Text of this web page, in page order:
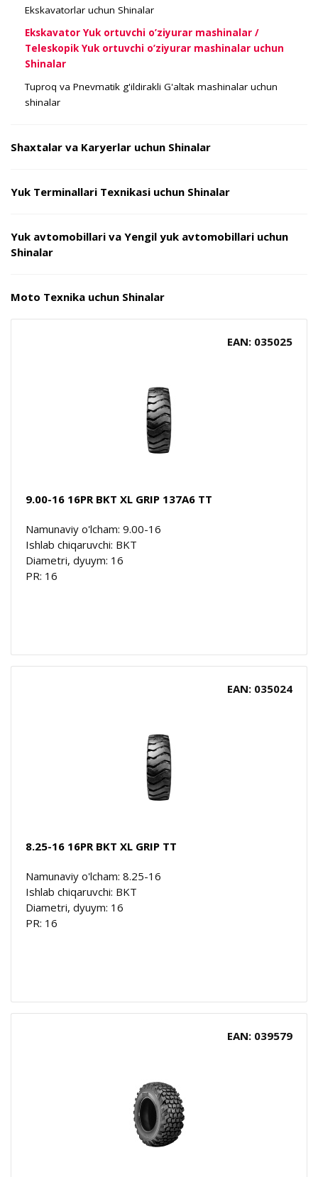
Ekskavatorlar uchun Shinalar
Ekskavator Yuk ortuvchi o’ziyurar mashinalar /
Teleskopik Yuk ortuvchi o’ziyurar mashinalar uchun
Shinalar
Tuproq va Pnevmatik g'ildirakli G'altak mashinalar uchun
shinalar
Shaxtalar va Karyerlar uchun Shinalar
Yuk Terminallari Texnikasi uchun Shinalar
Yuk avtomobillari va Yengil yuk avtomobillari uchun
Shinalar
Moto Texnika uchun Shinalar
EAN: 035025
9.00-16 16PR BKT XL GRIP 137A6 TT
Namunaviy o'lcham: 9.00-16
Ishlab chiqaruvchi: BKT
Diametri, dyuym: 16
PR: 16
EAN: 035024
8.25-16 16PR BKT XL GRIP TT
Namunaviy o'lcham: 8.25-16
Ishlab chiqaruvchi: BKT
Diametri, dyuym: 16
PR: 16
EAN: 039579